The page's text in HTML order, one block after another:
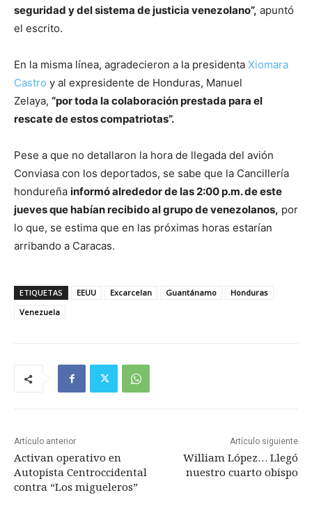
seguridad y del sistema de justicia venezolano”, apuntó
el escrito.
En la misma línea, agradecieron a la presidenta Xiomara
Castro y al expresidente de Honduras, Manuel
Zelaya, “por toda la colaboración prestada para el
rescate de estos compatriotas”.
Pese a que no detallaron la hora de llegada del avión
Conviasa con los deportados, se sabe que la Cancillería
hondureña informó alrededor de las 2:00 p.m. de este
jueves que habían recibido al grupo de venezolanos, por
lo que, se estima que en las próximas horas estarían
arribando a Caracas.
ETIQUETAS EEUU Excarcelan Guantánamo
Honduras
Venezuela
Artículo anterior
Activan operativo en
Autopista Centroccidental
contra “Los migueleros”
Artículo siguiente
William López… Llegó
nuestro cuarto obispo